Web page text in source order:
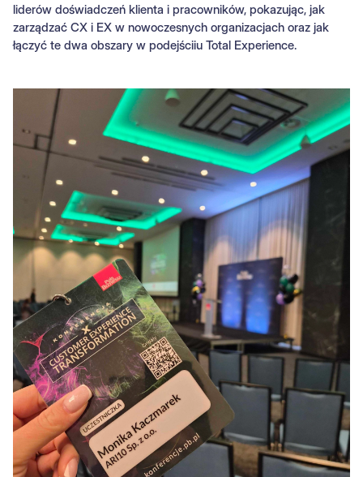
liderów doświadczeń klienta i pracowników, pokazując, jak
zarządzać CX i EX w nowoczesnych organizacjach oraz jak
łączyć te dwa obszary w podejściiu Total Experience.